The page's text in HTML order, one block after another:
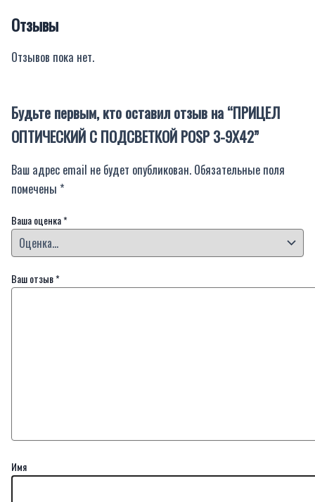
Отзывы
Отзывов пока нет.
Будьте первым, кто оставил отзыв на “ПРИЦЕЛ
ОПТИЧЕСКИЙ С ПОДСВЕТКОЙ POSP 3-9Х42”
Ваш адрес email не будет опубликован. Обязательные поля
помечены *
Ваша оценка*
Ваш отзыв*
Имя